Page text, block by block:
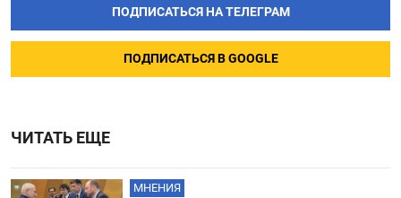
ПОДПИСАТЬСЯ НА ТЕЛЕГРАМ
ПОДПИСАТЬСЯ В GOOGLE
ЧИТАТЬ ЕЩЕ
МНЕНИЯ